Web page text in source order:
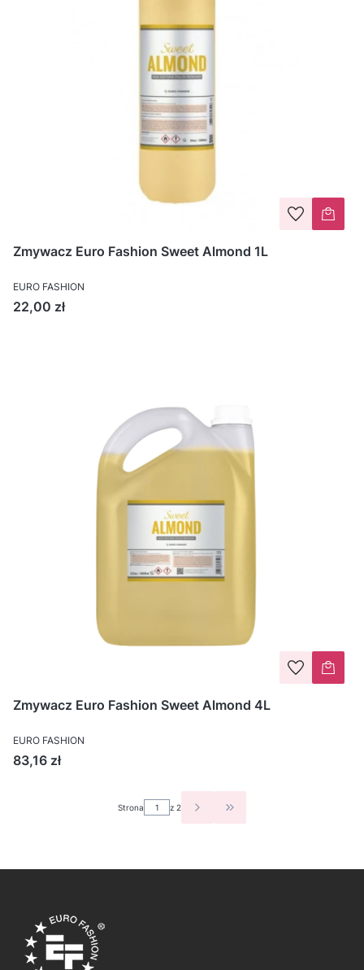
Zmywacz Euro Fashion Sweet Almond 1L
EURO FASHION
Cena
22,00 zł
Zmywacz Euro Fashion Sweet Almond 4L
EURO FASHION
Cena
83,16 zł
Strona z 2 PRZEJDŹ DO OSTATNIEJ